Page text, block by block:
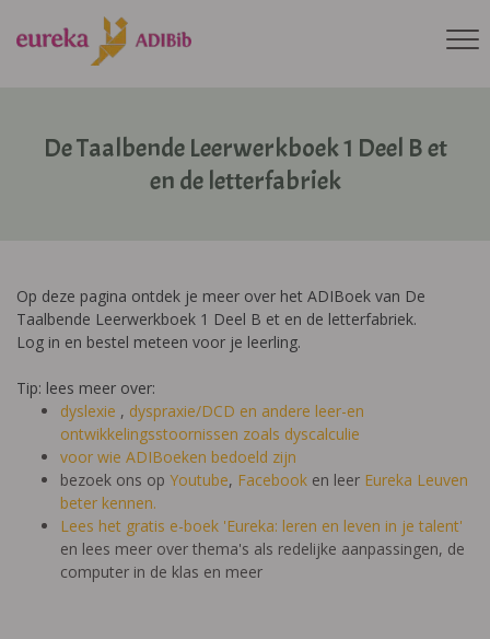
De Taalbende Leerwerkboek 1 Deel B et
en de letterfabriek
Op deze pagina ontdek je meer over het ADIBoek van De
Taalbende Leerwerkboek 1 Deel B et en de letterfabriek.
Log in en bestel meteen voor je leerling.
Tip: lees meer over:
dyslexie , dyspraxie/DCD en andere leer-en
ontwikkelingsstoornissen zoals dyscalculie
voor wie ADIBoeken bedoeld zijn
bezoek ons op Youtube, Facebook en leer Eureka Leuven
beter kennen.
Lees het gratis e-boek 'Eureka: leren en leven in je talent'
en lees meer over thema's als redelijke aanpassingen, de
computer in de klas en meer